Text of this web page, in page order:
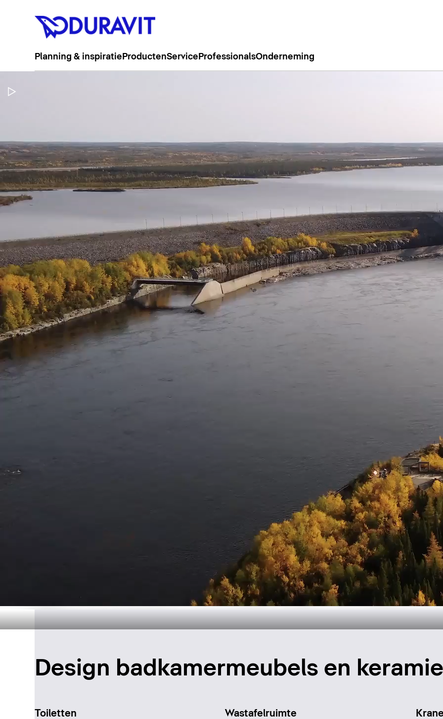
Planning & inspiratie ProductenService ProfessionalsOnderneming
Video pauzeren
Duurzame productie in
Meer informatie
Design badkamermeubels en
Toiletten Wastafelruimte